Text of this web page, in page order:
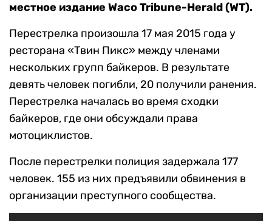
местное издание Waco Tribune-Herald (WT).
Перестрелка произошла 17 мая 2015 года у
ресторана «Твин Пикс» между членами
нескольких групп байкеров. В результате
девять человек погибли, 20 получили ранения.
Перестрелка началась во время сходки
байкеров, где они обсуждали права
мотоциклистов.
После перестрелки полиция задержала 177
человек. 155 из них предъявили обвинения в
организации преступного сообщества.